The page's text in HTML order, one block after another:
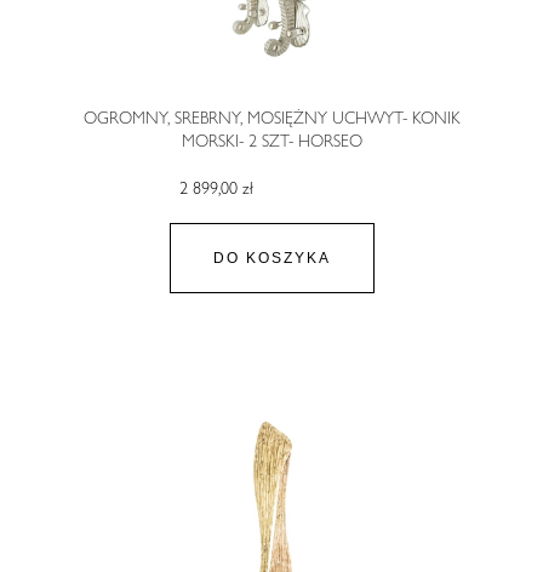
OGROMNY, SREBRNY, MOSIĘŻNY UCHWYT- KONIK
MORSKI- 2 SZT- HORSEO
2 899,00 zł
DO KOSZYKA